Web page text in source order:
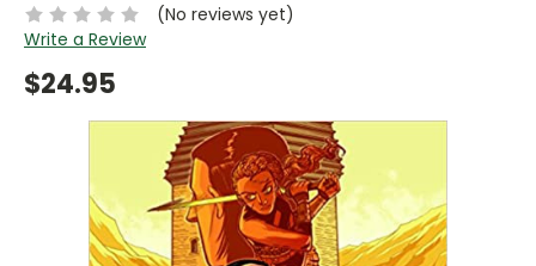
(No reviews yet)
Write a Review
$24.95